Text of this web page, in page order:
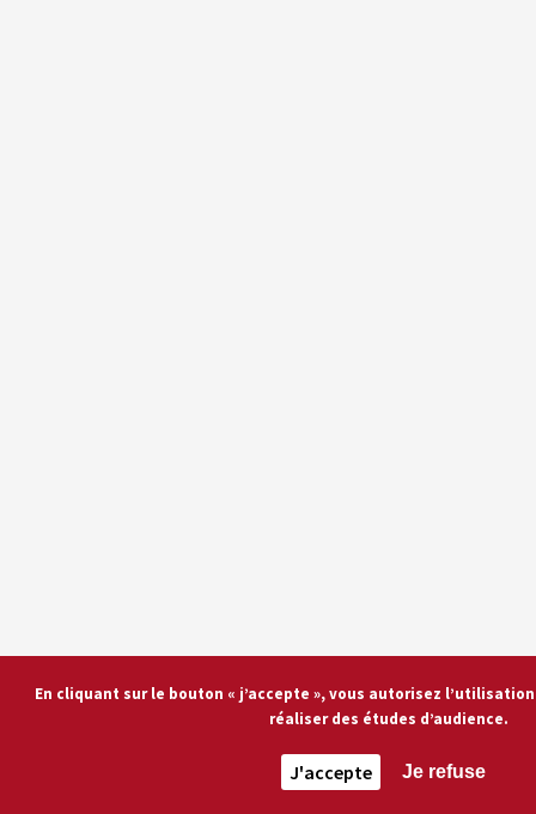
En cliquant sur le bouton « j’accepte », vous autorisez
réaliser des études d’audience.
J'accepte Je refuse